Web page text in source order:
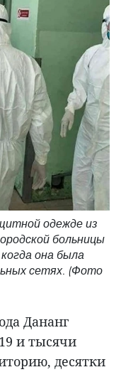
одежде из
больницы
она была
сетях. (Фото
Дананг
и тысячи
десятки